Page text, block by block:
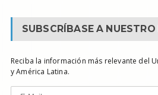
SUBSCRÍBASE A
Reciba la información más relevante del
y América Latina.